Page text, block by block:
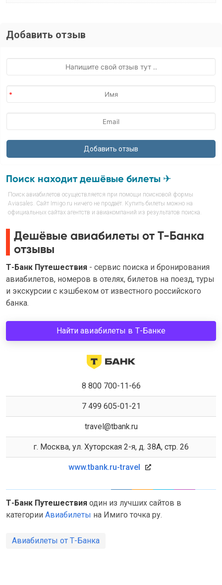
Добавить отзыв
Поиск находит дешёвые билеты ✈
Поиск авиабилетов осуществляется при помощи поисковой формы
Aviasales. Сайт Imigo.ru ничего не продаёт. Купить билеты можно на
официальных сайтах агентств и авиакомпаний из результатов поиска.
Дешёвые авиабилеты от Т-Банка
отзывы
Т-Банк Путешествия - сервис поиска и бронирования
авиабилетов, номеров в отелях, билетов на поезд, туры
и экскурсии с кэшбеком от известного российского
банка.
Найти авиабилеты в Т-Банке
8 800 700-11-66
7 499 605-01-21
travel@tbank.ru
г. Москва, ул. Хуторская 2-я, д. 38А, стр. 26
www.tbank.ru-travel
Т-Банк Путешествия один из лучших сайтов в
категории Авиабилеты на Имиго точка ру.
Авиабилеты от Т-Банка